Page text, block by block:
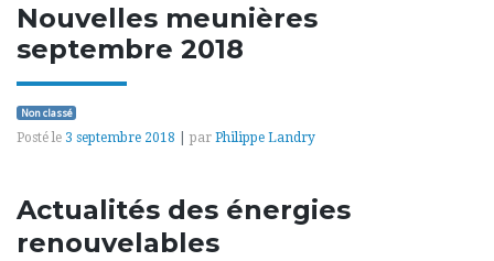
Nouvelles meunières
septembre 2018
Non classé
Posté le 3 septembre 2018 |par Philippe Landry
Actualités des énergies
renouvelables